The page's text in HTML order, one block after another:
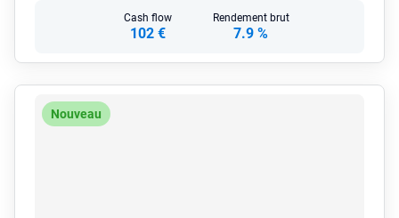
Cash flow
102 €
Rendement brut
7.9 %
Nouveau